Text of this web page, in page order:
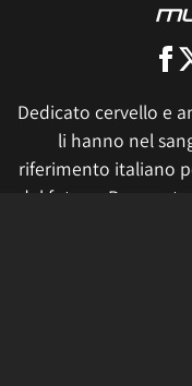
Dedicato cervello e
li hanno nel
riferimento italiano
del futuro.